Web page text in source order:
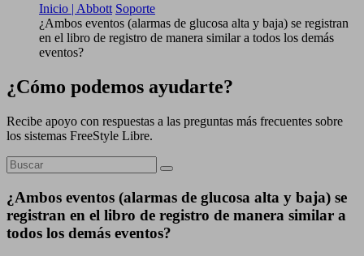
Inicio | Abbott Soporte
¿Ambos eventos (alarmas de glucosa alta y baja) se registran
en el libro de registro de manera similar a todos los demás
eventos?
¿Cómo podemos ayudarte?
Recibe apoyo con respuestas a las preguntas más frecuentes sobre
los sistemas FreeStyle Libre.
¿Ambos eventos (alarmas de glucosa alta y baja) se
registran en el libro de registro de manera similar a
todos los demás eventos?